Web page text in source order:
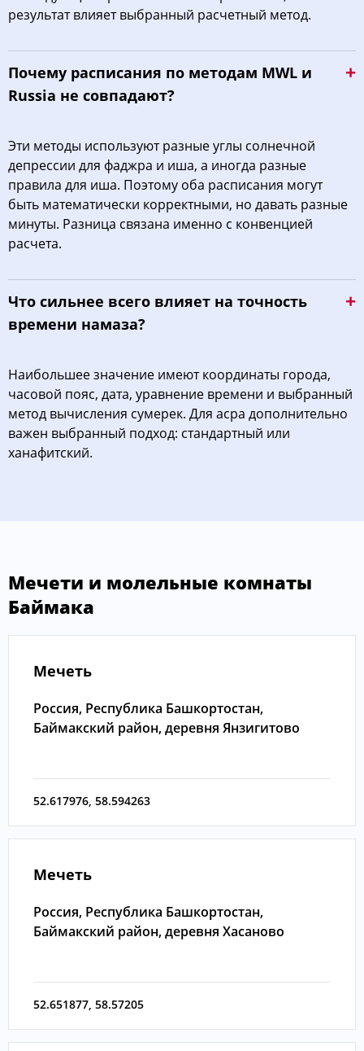
результат влияет выбранный расчетный метод.
Почему расписания по методам MWL и
Russia не совпадают?
Эти методы используют разные углы солнечной
депрессии для фаджра и иша, а иногда разные
правила для иша. Поэтому оба расписания могут
быть математически корректными, но давать разные
минуты. Разница связана именно с конвенцией
расчета.
Что сильнее всего влияет на точность
времени намаза?
Наибольшее значение имеют координаты города,
часовой пояс, дата, уравнение времени и выбранный
метод вычисления сумерек. Для асра дополнительно
важен выбранный подход: стандартный или
ханафитский.
Мечети и молельные комнаты
Баймака
Мечеть
Россия, Республика Башкортостан,
Баймакский район, деревня Янзигитово
52.617976, 58.594263
Мечеть
Россия, Республика Башкортостан,
Баймакский район, деревня Хасаново
52.651877, 58.57205